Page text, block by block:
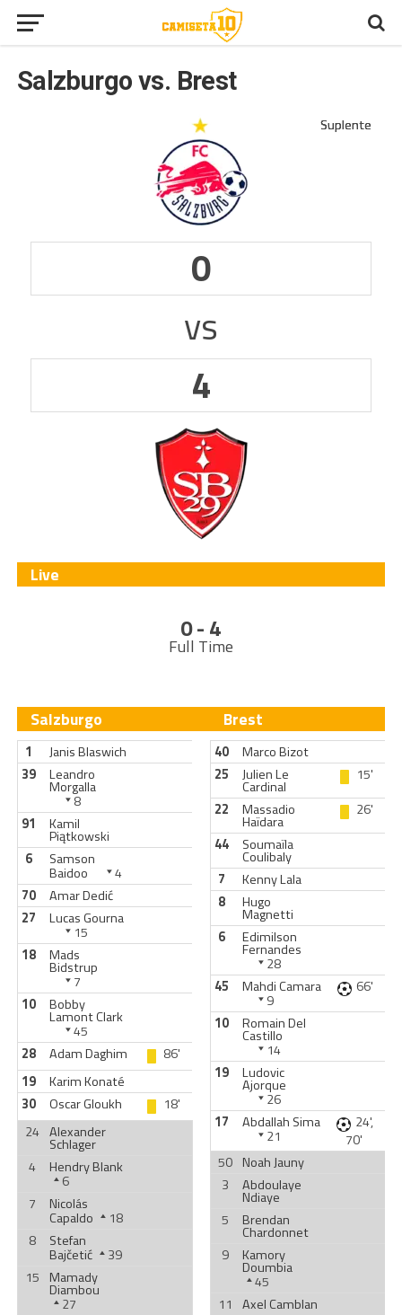
Salzburgo vs. Brest
0
vs
4
Live
0 - 4
Full Time
Salzburgo
1
Janis Blaswich
39
Leandro
Morgalla
8
91
Kamil
Piątkowski
6
Samson
Baidoo
4
70
Amar Dedić
27
Lucas Gourna
15
18
Mads
Bidstrup
7
10
Bobby
Lamont Clark
45
28
Adam Daghim
86'
19
Karim Konaté
30
Oscar Gloukh
18'
24 Alexander
Schlager
4
Hendry Blank
6
7
Nicolás
Capaldo
18
8
Stefan
Bajčetić
39
15 Mamady
Diambou
27
Brest
40
Marco Bizot
25
Julien Le
Cardinal
15'
22
Massadio
Haïdara
26'
44
Soumaïla
Coulibaly
7
Kenny Lala
8
Hugo
Magnetti
6
Edimilson
Fernandes
28
45
Mahdi Camara
9
66'
10
Romain Del
Castillo
14
19
Ludovic
Ajorque
26
17
Abdallah Sima
21
24',
70'
50 Noah Jauny
3
Abdoulaye
Ndiaye
5
Brendan
Chardonnet
9
Kamory
Doumbia
45
11 Axel Camblan